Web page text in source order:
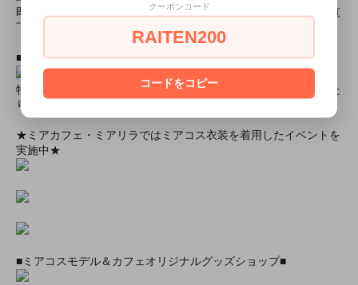
即日配達商品一覧がございますので、よろしければそちらをご覧
下さいませ。
■とにかく安くて高品質な商品が欲しい！という方■
特別割引商品を掲載しています！最大８０％引きの商品もあった
りします！
★ミアカフェ・ミアリラではミアコス衣装を着用したイベントを
実施中★
■ミアコスモデル＆カフェオリジナルグッズショップ■
クーポンコード
RAITEN200
コードをコピー